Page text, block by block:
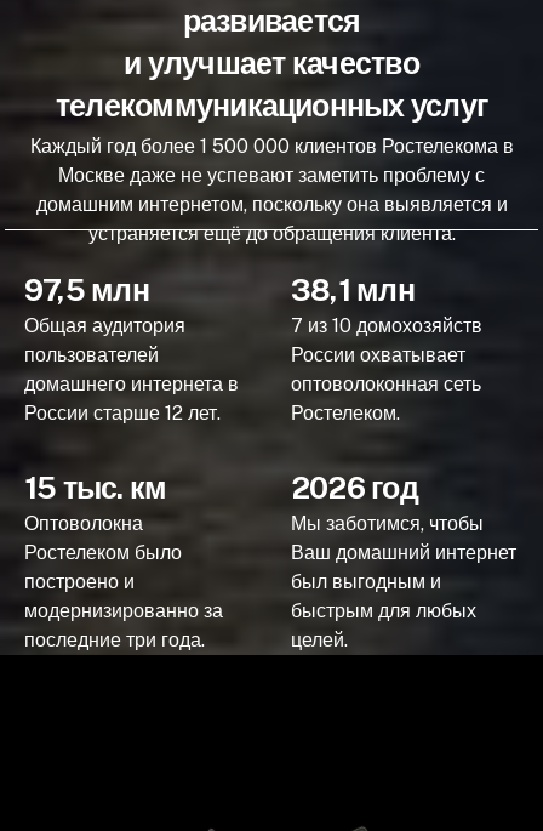
развивается
и улучшает качество
телекоммуникационных услуг
Каждый год более 1 500 000 клиентов Ростелекома в
Москве даже не успевают заметить проблему с
домашним интернетом, поскольку она выявляется и
устраняется ещё до обращения клиента.
97,5 млн
Общая аудитория
пользователей
домашнего интернета в
России старше 12 лет.
38,1 млн
7 из 10 домохозяйств
России охватывает
оптоволоконная сеть
Ростелеком.
15 тыс. км
Оптоволокна
Ростелеком было
построено и
модернизированно за
последние три года.
2026 год
Мы заботимся, чтобы
Ваш домашний интернет
был выгодным и
быстрым для любых
целей.